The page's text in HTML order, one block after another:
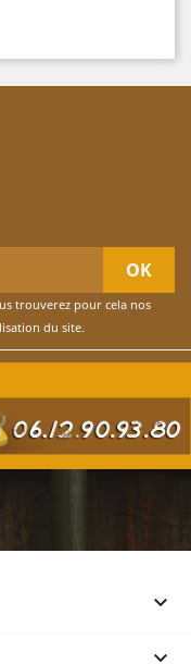
trouverez pour cela nos
du site.
